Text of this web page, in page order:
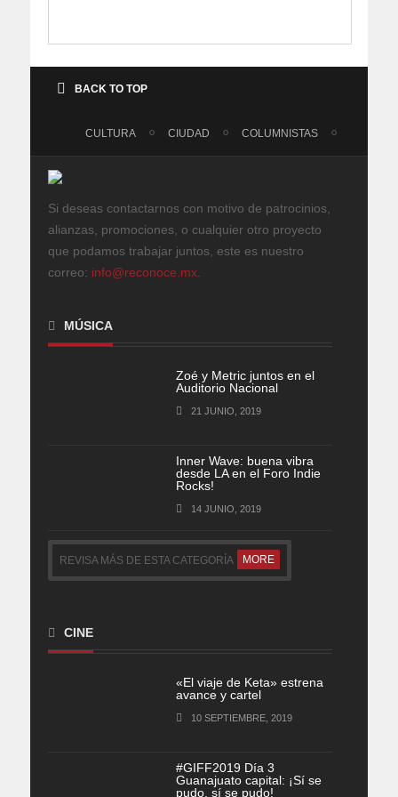
BACK TO TOP
CULTURA CIUDAD COLUMNISTAS
Si deseas contactarnos con motivo de patrocinios,
alianzas, promociones, o cualquier otro proyecto
que podamos trabajar juntos, este es nuestro
correo: info@reconoce.mx
MÚSICA
Zoé y Metric juntos en el
Auditorio Nacional
21 JUNIO, 2019
Inner Wave: buena vibra
desde LA en el Foro Indie
Rocks!
14 JUNIO, 2019
REVISA MÁS DE ESTA CATEGORÍA MORE
CINE
«El viaje de Keta» estrena
avance y cartel
10 SEPTIEMBRE, 2019
#GIFF2019 Día 3
Guanajuato capital: ¡Sí se
pudo, sí se pudo!